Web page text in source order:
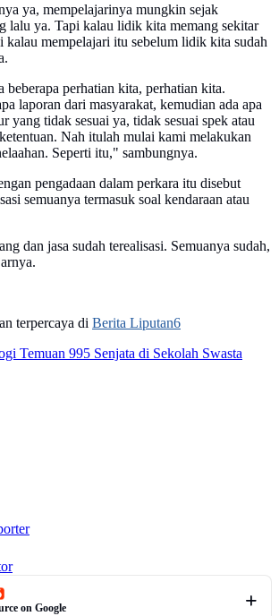
ya, mempelajarinya mungkin sejak
lalu ya. Tapi kalau lidik kita memang sekitar
kalau mempelajari itu sebelum lidik kita sudah
beberapa perhatian kita, perhatian kita.
laporan dari masyarakat, kemudian ada apa
yang tidak sesuai ya, tidak sesuai spek atau
Nah itulah mulai kami melakukan
Seperti itu," sambungnya.
pengadaan dalam perkara itu disebut
semuanya termasuk soal kendaraan atau
dan jasa sudah terealisasi. Semuanya sudah,
terpercaya di Berita Liputan6
Temuan 995 Senjata di Sekolah Swasta
on Google